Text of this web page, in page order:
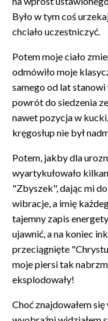
Było w tym coś
chciało uczestniczyć.
Potem moje ciało
odmówiło moje
samego od lat
powrót do siedzenia
nawet pozycja w
kręgosłup nie był
Potem, jakby dla
wyartykułowało
"Zbyszek", dając mi
wibracje, a imię
tajemny zapis
ujawnić, a na koniec
przeciągnięte
moje piersi tak
eksplodowały!
Choć znajdowałem